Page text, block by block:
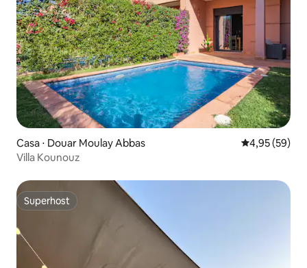
Casa ⋅ Douar Moulay Abbas 4,95 de uma
4,95 (59)
Villa Kounouz
Superhost
Superhost